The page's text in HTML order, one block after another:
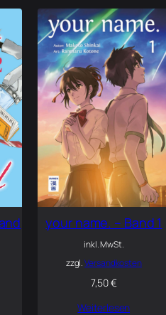
your name. – Band 1
inkl. MwSt.
zzgl.Versandkosten
7,50€
Weiterlesen